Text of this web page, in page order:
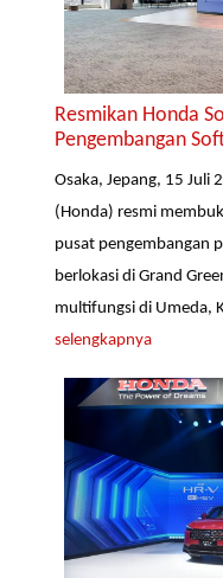
Resmikan Honda
Pengembangan
Osaka, Jepang, 15 Juli
(Honda) resmi
pusat pengembangan
berlokasi di Grand
multifungsi di Umeda,
selengkapnya